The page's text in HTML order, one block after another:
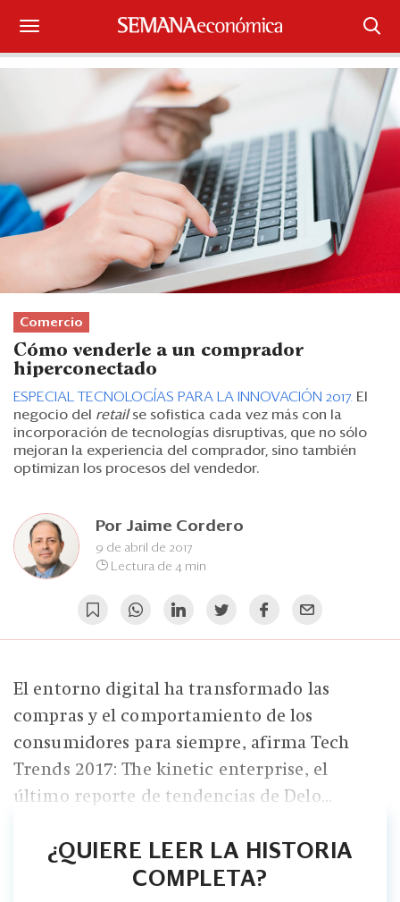
Suscríbase
Iniciar sesión
¿Qué está pasando?
Sectores y Empresas
Management
Economía y Finanzas
Legal y Política
Eventos
Blogs
Edición Impresa
Comercio
Cómo venderle a un comprador
hiperconectado
ESPECIAL TECNOLOGÍAS PARA LA INNOVACIÓN 2017. El
negocio del retailse sofistica cada vez más con la
incorporación de tecnologías disruptivas que no sólo
mejoran la experiencia del comprador, sino también
optimizan los procesos del vendedor.
Por Jaime Cordero
9 de abril de 2017
Lectura de 4 min
El entorno digital ha transformado las
compras y el comportamiento de los
consumidores para siempre, afirma Tech
Trends 2017: The kinetic enterprise, el
último reporte de tendencias de Delo...
¿QUIERE LEER LA HISTORIA
COMPLETA?